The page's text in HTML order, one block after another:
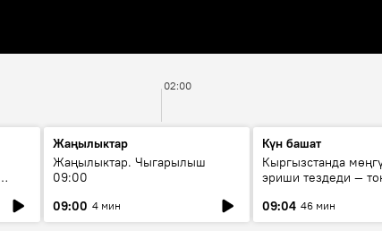
02:00
Жаңылыктар
Жаңылыктар. Чыгарылыш
09:00
09:00 4 мин
Күн башат
Кыргызстанда
эриши тездеди —
09:04 46 мин